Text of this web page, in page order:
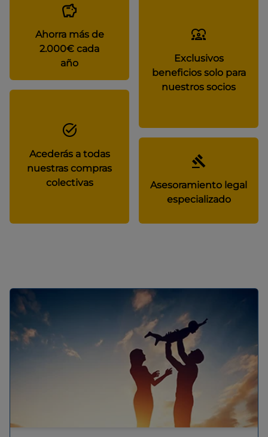
Ahorra más de
2.000€ cada
año
Exclusivos
beneficios solo para
nuestros socios
Acederás a todas
nuestras compras
colectivas
Asesoramiento legal
especializado